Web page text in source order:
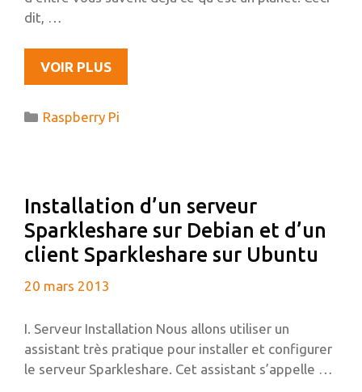
dit, …
VOIR PLUSOUVERTURE
DU
DÉDIÉ
Catégories
Raspberry Pi
Installation d’un serveur
Sparkleshare sur Debian et d’un
client Sparkleshare sur Ubuntu
20 mars 2013
I. Serveur Installation Nous allons utiliser un
assistant très pratique pour installer et configurer
le serveur Sparkleshare. Cet assistant s’appelle …